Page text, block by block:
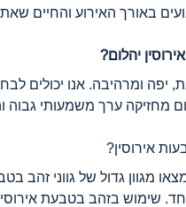
באורך האירוע והחיים
יהלום?
יפה ומרהיבה. אנו יכולים
מחזיקה ערך משמעותי
אירוסין?
מגוון גדול של גווני זהב
שימוש בזהב בטבעת אירוסין